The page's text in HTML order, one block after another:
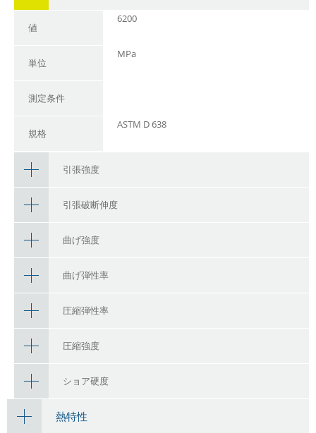
値
6200
単位
MPa
測定条件
規格
ASTM D 638
引張強度
引張破断伸度
曲げ強度
曲げ弾性率
圧縮弾性率
圧縮強度
ショア硬度
熱特性